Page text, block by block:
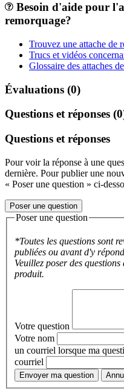
Besoin d'aide pour
remorquage?
Trouvez une attache de
Trucs et vidéos
Glossaire des attaches
Évaluations (0)
Questions et réponses
Questions et réponses
Pour voir la réponse à une
dernière. Pour publier une
« Poser une question » ci-
Poser une question
Poser une question
*Toutes les questions sont
publiées ou avant d'y
Veuillez poser des
produit.
Votre question
Votre nom
un courriel lorsque ma
courriel
Envoyer ma question